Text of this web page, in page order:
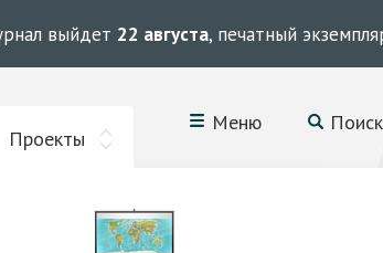
выйдет 22 августа, печатный
Проекты
Меню Поиск